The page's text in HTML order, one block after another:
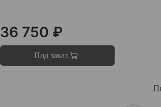
36 750 ₽
Под заказ